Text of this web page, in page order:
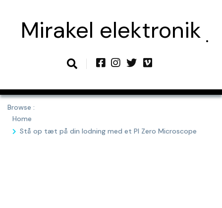
contentMirakel elektronik
Browse :
Home
Stå op tæt på din lodning med et PI Zero Microscope